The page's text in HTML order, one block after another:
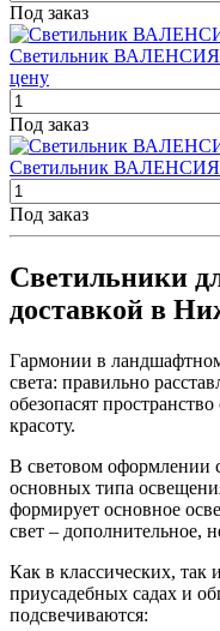
Под заказ
Светильник ВАЛЕНСИЯ
цену
Под заказ
Светильник ВАЛЕНСИЯ
Под заказ
Светильники
доставкой в
Гармонии в
света: правильно
обезопасят
красоту.
В световом оформлении
основных типа
формирует основное
свет – дополнительное,
Как в классических,
приусадебных садах и
подсвечиваются: